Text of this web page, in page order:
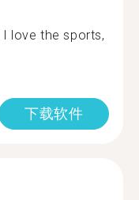
love the sports,
下载软件